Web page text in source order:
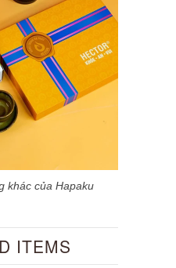
khác của Hapaku
ITEMS